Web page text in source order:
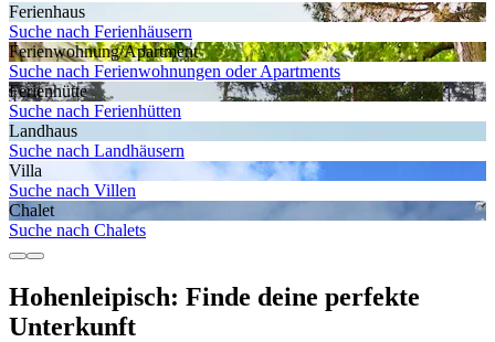
Ferienhaus
Suche nach Ferienhäusern
Ferienwohnung/Apartment
Suche nach Ferienwohnungen oder Apartments
Ferienhütte
Suche nach Ferienhütten
Landhaus
Suche nach Landhäusern
Villa
Suche nach Villen
Chalet
Suche nach Chalets
Hohenleipisch: Finde deine perfekte
Unterkunft